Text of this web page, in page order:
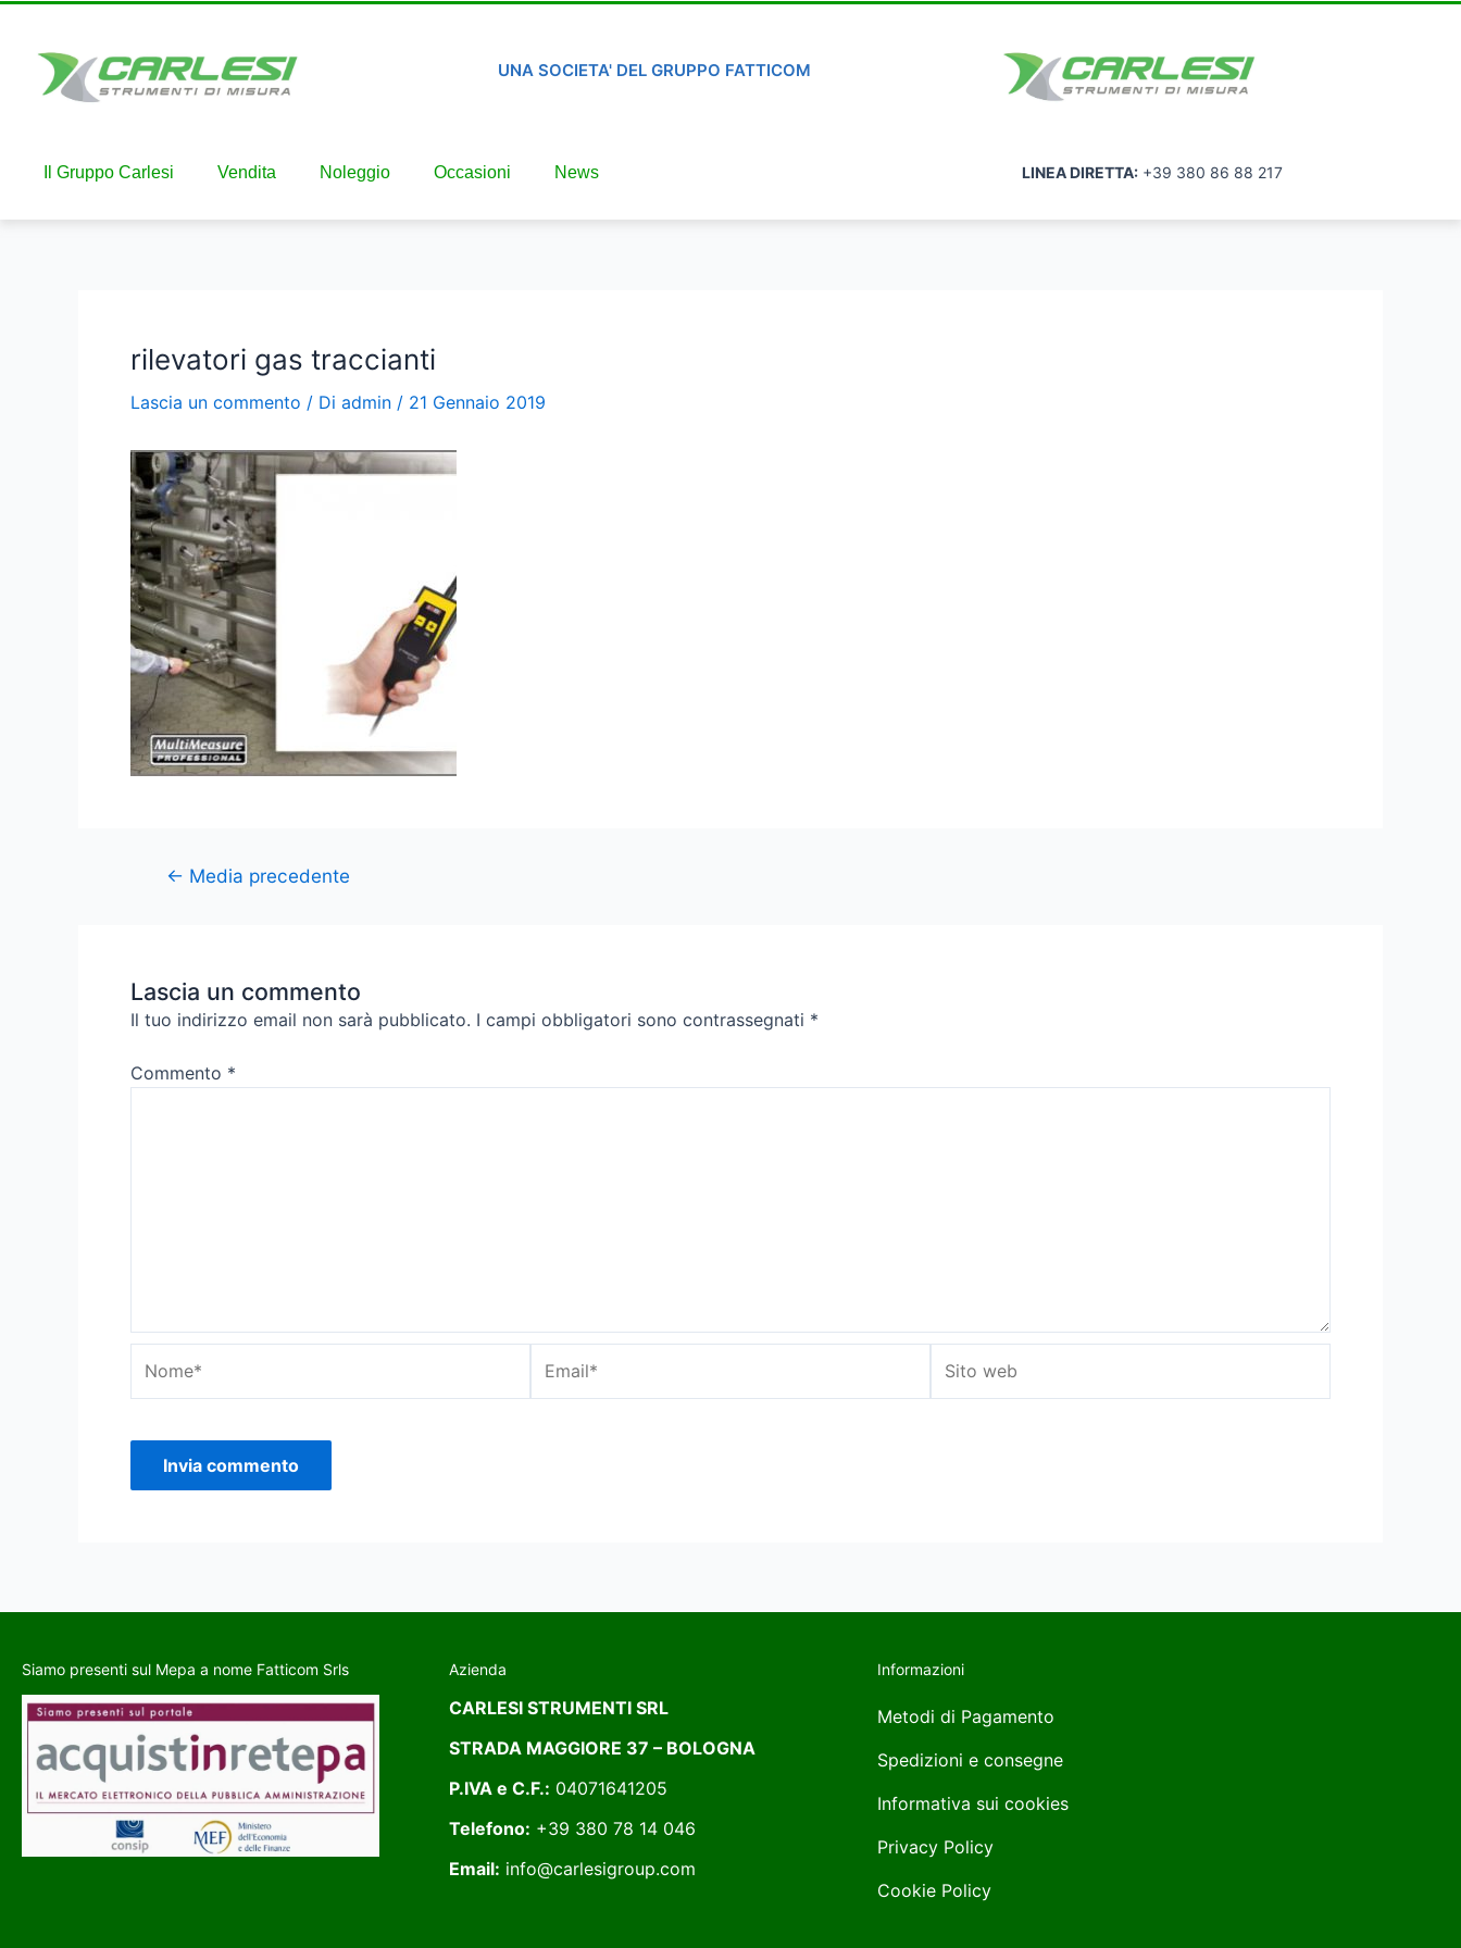
UNA SOCIETA' DEL GRUPPO FATTICOM
Il Gruppo Carlesi Vendita Noleggio Occasioni News LINEA DIRETTA: +39 380 86 88 217
rilevatori gas traccianti
Lascia un commento / Di admin / 21 Gennaio 2019
← Media precedente
Lascia un commento
Il tuo indirizzo email non sarà pubblicato. I campi obbligatori sono contrassegnati *
Commento *
Siamo presenti sul Mepa a nome Fatticom Srls Azienda
CARLESI STRUMENTI SRL
STRADA MAGGIORE 37 – BOLOGNA
P.IVA e C.F.: 04071641205
Telefono: +39 380 78 14 046
Email: info@carlesigroup.com
Informazioni
Metodi di Pagamento
Spedizioni e consegne
Informativa sui cookies
Privacy Policy
Cookie Policy